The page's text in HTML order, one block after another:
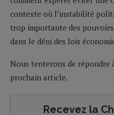
contexte où l’instabilité
trop importante des
dans le déni des lois
Nous tenterons de répondre
prochain article.
Recevez la